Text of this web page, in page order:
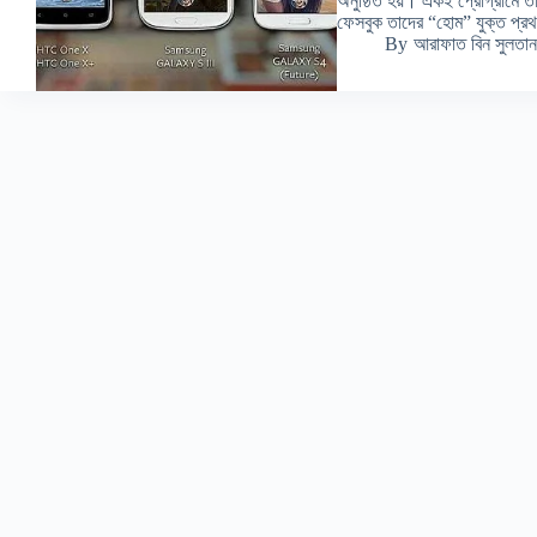
ফেসবুক তাদের “হোম” যুক্ত
By আরাফাত বিন সুলতান